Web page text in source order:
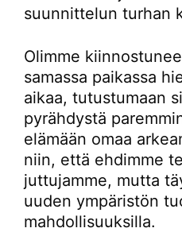
suunnittelun turhan
Olimme
samassa paikassa
aikaa, tutustumaan
pyrähdystä
elämään omaa
niin, että ehdimme
juttujamme, mutta
uuden ympäristön
mahdollisuuksilla.